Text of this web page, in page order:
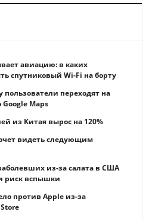
авиацию: в каких
спутниковый Wi-Fi на борту
пользователи переходят на
Maps
из Китая вырос на 120%
видеть следующим
из-за салата в США
риск вспышки
против Apple из-за